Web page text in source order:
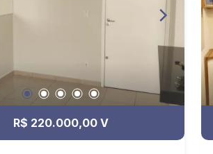
R$ 220.000,00 V